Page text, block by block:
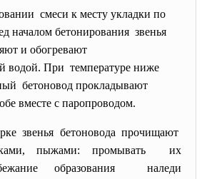
смеси к месту укладки по
началом бетонирования звенья
и обогревают
водой. При температуре ниже
бетоновод прокладывают
вместе с паропроводом.
звенья бетоновода прочищают
пыжами: промывать их
образования наледи